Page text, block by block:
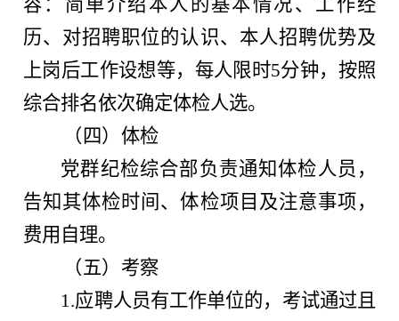
容：简单介绍本人的基本情况、工作经
历、对招聘职位的认识、本人招聘优势及
上岗后工作设想等，每人限时5分钟，按照
综合排名依次确定体检人选。
（四）体检
党群纪检综合部负责通知体检人员，
告知其体检时间、体检项目及注意事项，
费用自理。
（五）考察
1.应聘人员有工作单位的，考试通过且